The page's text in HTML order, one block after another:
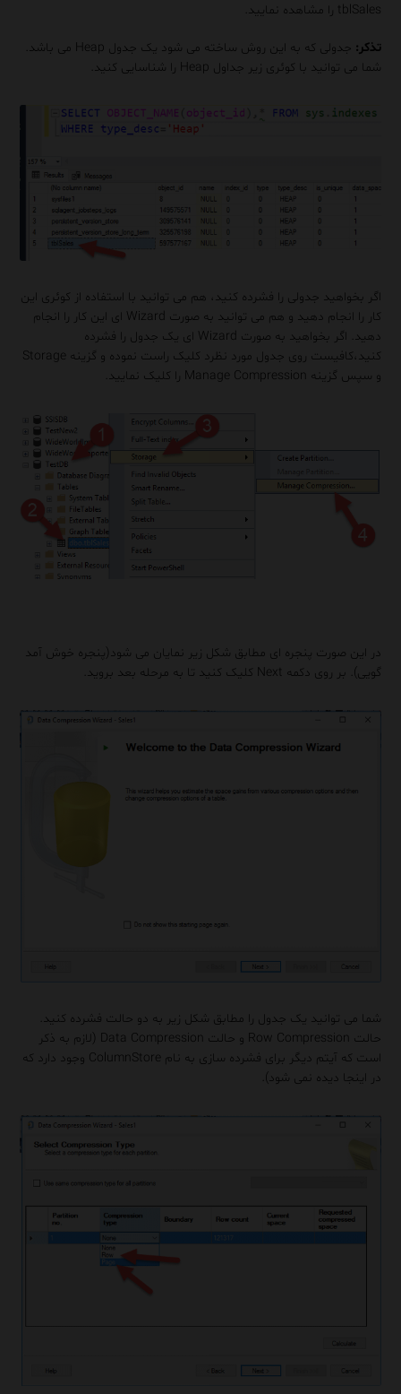
tblSales را مشاهده نمایید.
تذکر:
جدولی که به این روش ساخته می شود یک جدول Heap می باشد.
شما می توانید با کوئری زیر جداول Heap را شناسایی کنید.
اگر بخواهید جدولی را فشرده کنید، هم می توانید با استفاده از کوئری این
کار را انجام دهید و هم می توانید به صورت Wizard ای این کار را انجام
دهید. اگر بخواهید به صورت Wizard ای یک جدول را فشرده
کنید،کافیست روی جدول مورد نظرد کلیک راست نموده و گزینه Storage
و سپس گزینه Manage Compression را کلیک نمایید.
در این صورت پنجره ای مطابق شکل زیر نمایان می شود(پنجره خوش آمد
گویی). بر روی دکمه Next کلیک کنید تا به مرحله بعد بروید.
شما می توانید یک جدول را مطابق شکل زیر به دو حالت فشرده کنید.
حالت Row Compression و حالت Data Compression (لازم به ذکر
است که آیتم دیگر برای فشرده سازی به نام ColumnStore وجود دارد که
در اینجا دیده نمی شود).